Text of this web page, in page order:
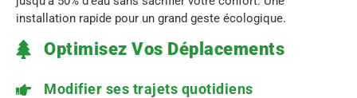
installation rapide pour un grand geste écologique.
Optimisez Vos Déplacements
Modifier ses trajets quotidiens